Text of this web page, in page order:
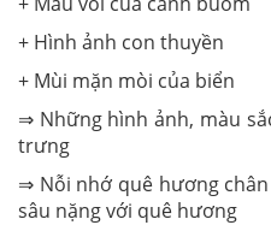
+ Hình ảnh con thuyền
+ Mùi mặn mòi của biển
⇒ Những hình ảnh, màu
trưng
⇒ Nỗi nhớ quê hương
sâu nặng với quê hương